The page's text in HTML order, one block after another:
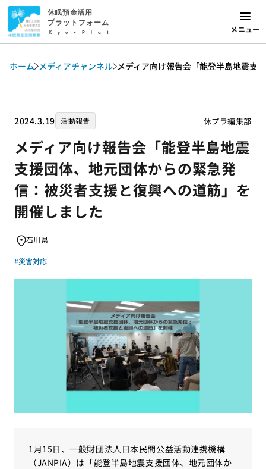
休眠預金活用
プラットフォーム
Kyu-Plat メニュー
ホーム メディアチャンネル メディア向け報告会「能登半島地震支
2024.3.19 活動報告 休プラ編集部
メディア向け報告会「能登半島地震
支援団体、地元団体からの緊急発
信：被災者支援と復興への道筋」を
開催しました
石川県
#災害対応
1月15日、一般財団法人日本民間公益活動連携機構
（JANPIA）は「能登半島地震支援団体、地元団体か